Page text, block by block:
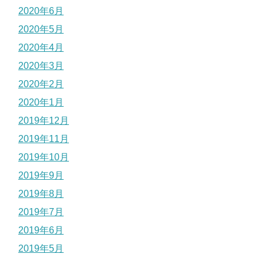
2020年6月
2020年5月
2020年4月
2020年3月
2020年2月
2020年1月
2019年12月
2019年11月
2019年10月
2019年9月
2019年8月
2019年7月
2019年6月
2019年5月